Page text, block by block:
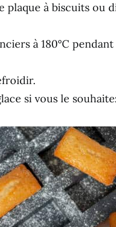
plaque à biscuits ou
à 180°C
si vous le